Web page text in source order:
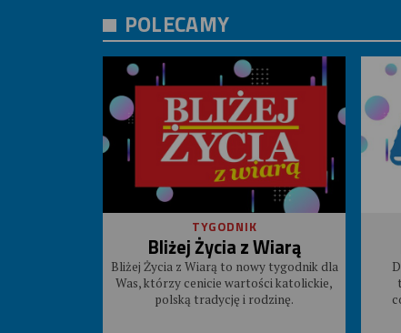
POLECAMY
TYGODNIK
Bliżej Życia z Wiarą
Bliżej Życia z Wiarą to nowy tygodnik dla
Was, którzy cenicie wartości katolickie,
polską tradycję i rodzinę.